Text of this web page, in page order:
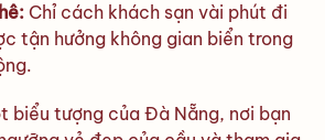
Chỉ cách khách sạn vài phút đi
tận hưởng không gian biển trong
biểu tượng của Đà Nẵng, nơi bạn